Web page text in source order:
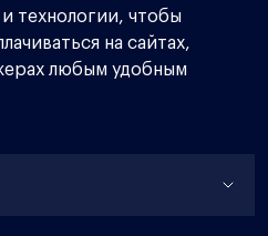
технологии, чтобы
на сайтах,
любым удобным